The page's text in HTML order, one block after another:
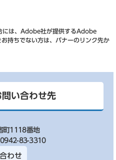
には、Adobe社が提供するAdobe
持ちでない方は、バナーのリンク先か
い合わせ先
町1118番地
0942-83-3310
わせ